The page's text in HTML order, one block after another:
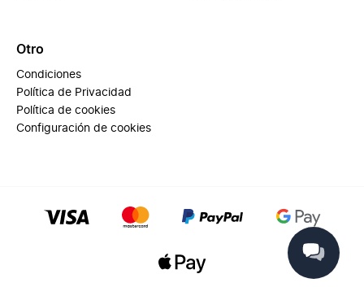
Otro
Condiciones
Política de Privacidad
Política de cookies
Configuración de cookies